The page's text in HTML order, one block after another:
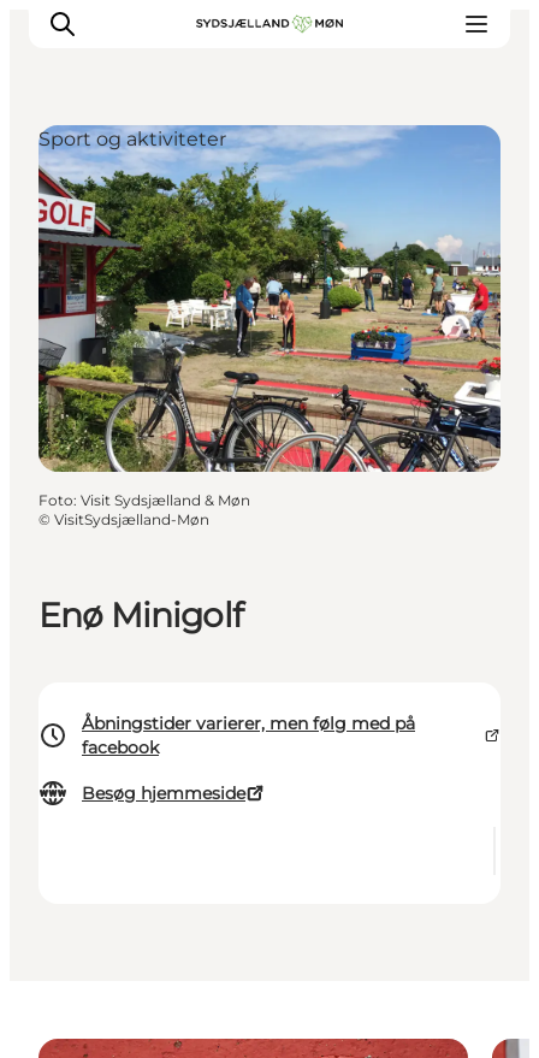
Oplev
Byer og steder
Events
Spis
Overnat
Planlæg din tur
Enø Minigolf
Åbningstider varierer, men følg med på
facebook
Besøg hjemmeside
Sport og aktiviteter
Foto: Visit Sydsjælland & Møn
© VisitSydsjælland-Møn